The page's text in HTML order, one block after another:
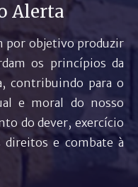
Alerta
por objetivo produzir
os princípios da
contribuindo para o
e moral do nosso
do dever, exercício
direitos e combate à